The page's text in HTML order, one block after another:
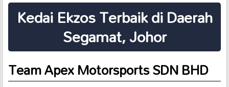
Kedai Ekzos Terbaik di Daerah
Segamat, Johor
Team Apex Motorsports SDN BHD